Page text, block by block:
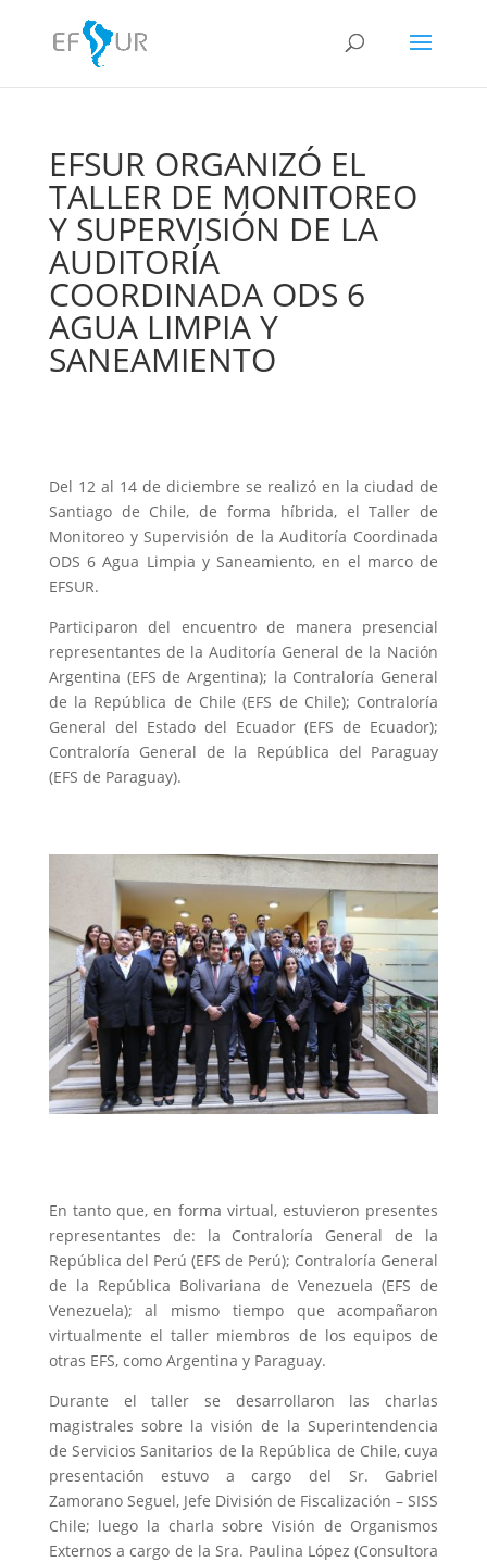
EFSUR ORGANIZÓ EL
TALLER DE MONITOREO
Y SUPERVISIÓN DE LA
AUDITORÍA
COORDINADA ODS 6
AGUA LIMPIA Y
SANEAMIENTO
Del 12 al 14 de diciembre se realizó en la ciudad de
Santiago de Chile, de forma híbrida, el Taller de
Monitoreo y Supervisión de la Auditoría Coordinada
ODS 6 Agua Limpia y Saneamiento, en el marco de
EFSUR.
Participaron del encuentro de manera presencial
representantes de la Auditoría General de la Nación
Argentina (EFS de Argentina); la Contraloría General
de la República de Chile (EFS de Chile); Contraloría
General del Estado del Ecuador (EFS de Ecuador);
Contraloría General de la República del Paraguay
(EFS de Paraguay).
En tanto que, en forma virtual, estuvieron presentes
representantes de: la Contraloría General de la
República del Perú (EFS de Perú); Contraloría General
de la República Bolivariana de Venezuela (EFS de
Venezuela); al mismo tiempo que acompañaron
virtualmente el taller miembros de los equipos de
otras EFS, como Argentina y Paraguay.
Durante el taller se desarrollaron las charlas
magistrales sobre la visión de la Superintendencia
de Servicios Sanitarios de la República de Chile, cuya
presentación estuvo a cargo del Sr. Gabriel
Zamorano Seguel, Jefe División de Fiscalización – SISS
Chile; luego la charla sobre Visión de Organismos
Externos a cargo de la Sra. Paulina López (Consultora